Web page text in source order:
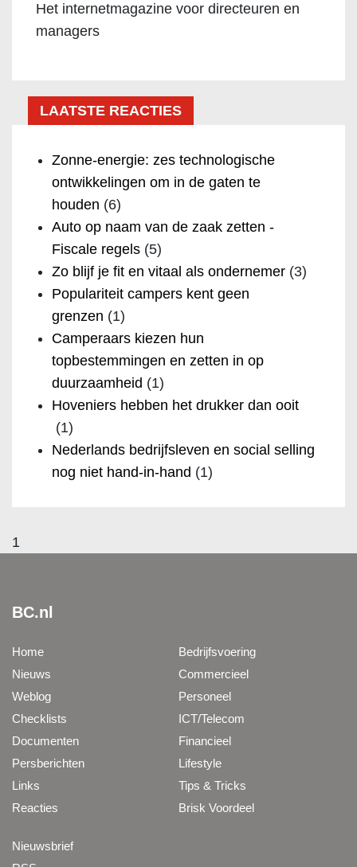
Het internetmagazine voor directeuren en
managers
LAATSTE REACTIES
Zonne-energie: zes technologische
ontwikkelingen om in de gaten te
houden (6)
Auto op naam van de zaak zetten -
Fiscale regels (5)
Zo blijf je fit en vitaal als ondernemer (3)
Populariteit campers kent geen
grenzen (1)
Camperaars kiezen hun
topbestemmingen en zetten in op
duurzaamheid (1)
Hoveniers hebben het drukker dan ooit
(1)
Nederlands bedrijfsleven en social selling
nog niet hand-in-hand (1)
1
BC.nl
Home
Nieuws
Weblog
Checklists
Documenten
Persberichten
Links
Reacties
Bedrijfsvoering
Commercieel
Personeel
ICT/Telecom
Financieel
Lifestyle
Tips & Tricks
Brisk Voordeel
Nieuwsbrief